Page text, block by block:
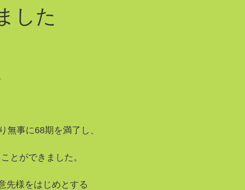
した
無事に68期を満了し、
とができました。
先様をはじめとする